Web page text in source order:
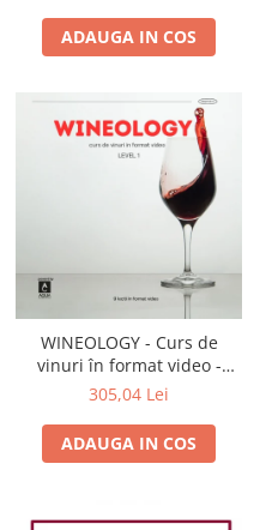
ADAUGA IN COS
WINEOLOGY - Curs de
vinuri în format video -
LEVEL 1
305,04 Lei
ADAUGA IN COS